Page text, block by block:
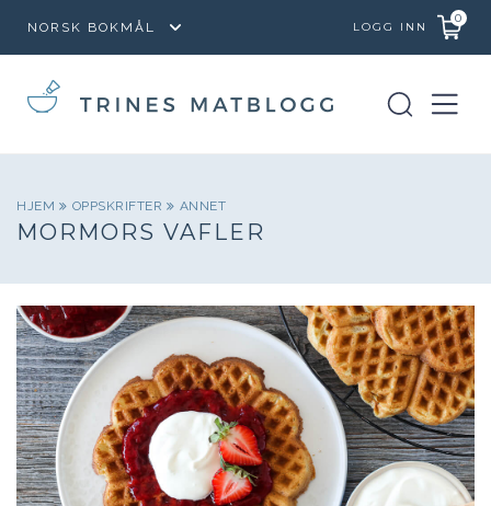
LOGG INN
0
HJEM OPPSKRIFTER ANNET
MORMORS VAFLER